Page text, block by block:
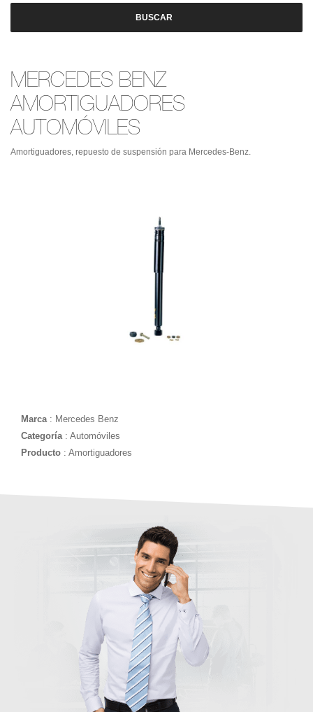
BUSCAR
MERCEDES BENZ
AMORTIGUADORES
AUTOMÓVILES
Amortiguadores, repuesto de suspensión para Mercedes-Benz.
Marca : Mercedes Benz
Categoría : Automóviles
Producto : Amortiguadores